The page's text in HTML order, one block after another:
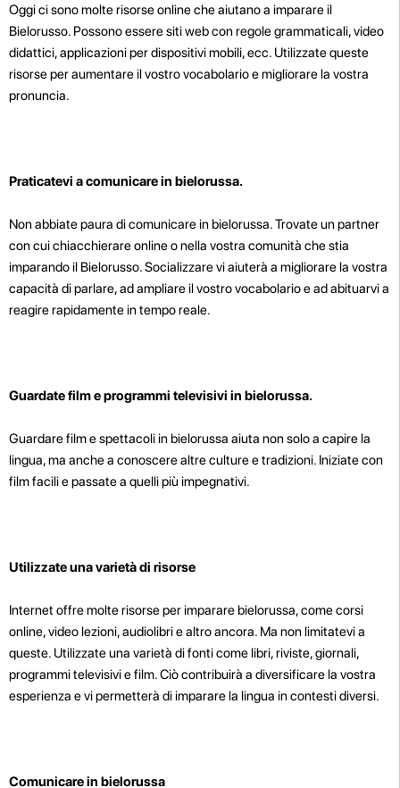
Oggi ci sono molte risorse online che aiutano a imparare il
Bielorusso. Possono essere siti web con regole grammaticali, video
didattici, applicazioni per dispositivi mobili, ecc. Utilizzate queste
risorse per aumentare il vostro vocabolario e migliorare la vostra
pronuncia.
Praticatevi a comunicare in bielorussa.
Non abbiate paura di comunicare in bielorussa. Trovate un partner
con cui chiacchierare online o nella vostra comunità che stia
imparando il Bielorusso. Socializzare vi aiuterà a migliorare la vostra
capacità di parlare, ad ampliare il vostro vocabolario e ad abituarvi a
reagire rapidamente in tempo reale.
Guardate film e programmi televisivi in bielorussa.
Guardare film e spettacoli in bielorussa aiuta non solo a capire la
lingua, ma anche a conoscere altre culture e tradizioni. Iniziate con
film facili e passate a quelli più impegnativi.
Utilizzate una varietà di risorse
Internet offre molte risorse per imparare bielorussa, come corsi
online, video lezioni, audiolibri e altro ancora. Ma non limitatevi a
queste. Utilizzate una varietà di fonti come libri, riviste, giornali,
programmi televisivi e film. Ciò contribuirà a diversificare la vostra
esperienza e vi permetterà di imparare la lingua in contesti diversi.
Comunicare in bielorussa